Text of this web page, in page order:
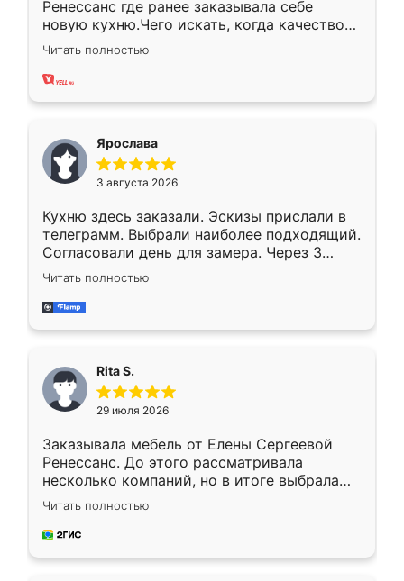
Ренессанс где ранее заказывала себе
новую кухню.Чего искать, когда качеством
вполне довольна. Служит кухня уже почти
два года, нареканий нет.
Читать полностью
Ярослава
3 августа 2026
Кухню здесь заказали. Эскизы прислали в
телеграмм. Выбрали наиболее подходящий.
Согласовали день для замера. Через 3
недели кухня была уже готова. Остались
довольны работой. Спасибо Ренессанс
мебель за качественную работу!
Читать полностью
Rita S.
29 июля 2026
Заказывала мебель от Елены Сергеевой
Ренессанс. До этого рассматривала
несколько компаний, но в итоге выбрала
эту. Сначала обговорили условия, потом
приехал замерщик, всё спокойно объяснил
и снял размеры. Изготовили в срок, с
Читать полностью